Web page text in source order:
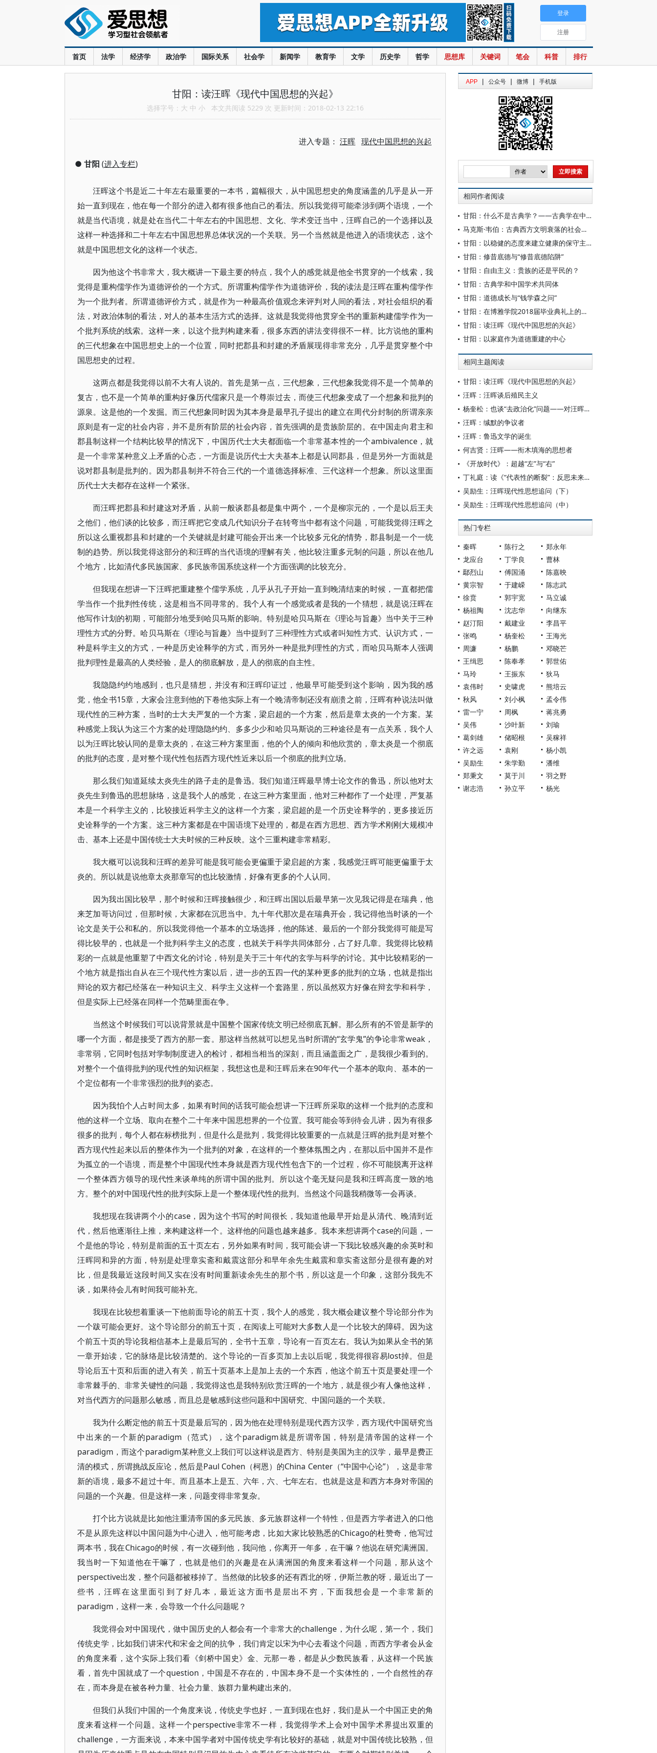
首页 法学 经济学 政治学 国际关系 社会学 新闻学 教育学 文学 历史学 哲学 思想库 关键词 笔会 科普 排行
登录
注册
甘阳：读汪晖《现代中国思想的兴起》
选择字号： 大 中 小 本文共阅读 5229 次 更新时间：2018-02-13 22:16
进入专题： 汪晖 现代中国思想的兴起
● 甘阳 (进入专栏)
汪晖这个书是近二十年左右最重要的一本书，篇幅很大，从中国思想史的角度涵盖的几乎是从一开
始一直到现在，他在每一个部分的进入都有很多他自己的看法。所以我觉得可能牵涉到两个语境，一个
就是当代语境，就是处在当代二十年左右的中国思想、文化、学术变迁当中，汪晖自己的一个选择以及
这样一种选择和二十年左右中国思想界总体状况的一个关联。另一个当然就是他进入的语境状态，这个
就是中国思想文化的这样一个状态。
因为他这个书非常大，我大概讲一下最主要的特点，我个人的感觉就是他全书贯穿的一个线索，我
觉得是重构儒学作为道德评价的一个方式。所谓重构儒学作为道德评价，我的读法是汪晖在重构儒学作
为一个批判者。所谓道德评价方式，就是作为一种最高价值观念来评判对人间的看法，对社会组织的看
法，对政治体制的看法，对人的基本生活方式的选择。这就是我觉得他贯穿全书的重新构建儒学作为一
个批判系统的线索。这样一来，以这个批判构建来看，很多东西的讲法变得很不一样。比方说他的重构
的三代想象在中国思想史上的一个位置，同时把郡县和封建的矛盾展现得非常充分，几乎是贯穿整个中
国思想史的过程。
这两点都是我觉得以前不大有人说的。首先是第一点，三代想象，三代想象我觉得不是一个简单的
复古，也不是一个简单的重构好像历代儒家只是一个尊崇过去，而使三代想象变成了一个想象和批判的
源泉。这是他的一个发掘。而三代想象同时因为其本身是最早孔子提出的建立在周代分封制的所谓亲亲
原则是有一定的社会内容，并不是所有阶层的社会内容，首先强调的是贵族阶层的。在中国走向君主和
郡县制这样一个结构比较早的情况下，中国历代士大夫都面临一个非常基本性的一个ambivalence，就
是一个非常某种意义上矛盾的心态，一方面是说历代士大夫基本上都是认同郡县，但是另外一方面就是
说对郡县制是批判的。因为郡县制并不符合三代的一个道德选择标准、三代这样一个想象。所以这里面
历代士大夫都存在这样一个紧张。
而汪晖把郡县和封建这对矛盾，从前一般谈郡县都是集中两个，一个是柳宗元的，一个是以后王夫
之他们，他们谈的比较多，而汪晖把它变成几代知识分子在转弯当中都有这个问题，可能我觉得汪晖之
所以这么重视郡县和封建的一个关键就是封建可能会开出来一个比较多元化的情势，郡县制是一个一统
制的趋势。所以我觉得这部分的和汪晖的当代语境的理解有关，他比较注重多元制的问题，所以在他几
个地方，比如清代多民族国家、多民族帝国系统这样一个方面强调的比较充分。
但我现在想讲一下汪晖把重建整个儒学系统，几乎从孔子开始一直到晚清结束的时候，一直都把儒
学当作一个批判性传统，这是相当不同寻常的。我个人有一个感觉或者是我的一个猜想，就是说汪晖在
他写作计划的初期，可能部分地受到哈贝马斯的影响。特别是哈贝马斯在《理论与旨趣》当中关于三种
理性方式的分野。哈贝马斯在《理论与旨趣》当中提到了三种理性方式或者叫知性方式、认识方式，一
种是科学主义的方式，一种是历史诠释学的方式，而另外一种是批判理性的方式，而哈贝马斯本人强调
批判理性是最高的人类经验，是人的彻底解放，是人的彻底的自主性。
我隐隐约约地感到，也只是猜想，并没有和汪晖印证过，他最早可能受到这个影响，因为我的感
觉，他全书15章，大家会注意到他的下卷他实际上有一个晚清帝制还没有崩溃之前，汪晖有种说法叫做
现代性的三种方案，当时的士大夫严复的一个方案，梁启超的一个方案，然后是章太炎的一个方案。某
种感觉上我认为这三个方案的处理隐隐约约、多多少少和哈贝马斯说的三种途径是有一点关系，我个人
以为汪晖比较认同的是章太炎的，在这三种方案里面，他的个人的倾向和他欣赏的，章太炎是一个彻底
的批判的态度，是对整个现代性包括西方现代性近来以后一个彻底的批判立场。
那么我们知道延续太炎先生的路子走的是鲁迅。我们知道汪晖最早博士论文作的鲁迅，所以他对太
炎先生到鲁迅的思想脉络，这是我个人的感觉，在这三种方案里面，他对三种都作了一个处理，严复基
本是一个科学主义的，比较接近科学主义的这样一个方案，梁启超的是一个历史诠释学的，更多接近历
史诠释学的一个方案。这三种方案都是在中国语境下处理的，都是在西方思想、西方学术刚刚大规模冲
击、基本上还是中国传统士大夫时候的三种反映。这个三重构建非常精彩。
我大概可以说我和汪晖的差异可能是我可能会更偏重于梁启超的方案，我感觉汪晖可能更偏重于太
炎的。所以就是说他章太炎那章写的也比较激情，好像有更多的个人认同。
因为我出国比较早，那个时候和汪晖接触很少，和汪晖出国以后最早第一次见我记得是在瑞典，他
来芝加哥访问过，但那时候，大家都在沉思当中。九十年代那次是在瑞典开会，我记得他当时谈的一个
论文是关于公和私的。所以我觉得他一个基本的立场选择，他的陈述、最后的一个部分我觉得可能是写
得比较早的，也就是一个批判科学主义的态度，也就关于科学共同体部分，占了好几章。我觉得比较精
彩的一点就是他重塑了中西文化的讨论，特别是关于三十年代的玄学与科学的讨论。其中比较精彩的一
个地方就是指出自从在三个现代性方案以后，进一步的五四一代的某种更多的批判的立场，也就是指出
辩论的双方都已经落在一种知识主义、科学主义这样一个套路里，所以虽然双方好像在辩玄学和科学，
但是实际上已经落在同样一个范畴里面在争。
当然这个时候我们可以说背景就是中国整个国家传统文明已经彻底瓦解。那么所有的不管是新学的
哪一个方面，都是接受了西方的那一套。那这样当然就可以想见当时所谓的“玄学鬼”的争论非常weak，
非常弱，它同时包括对学制制度进入的检讨，都相当相当的深刻，而且涵盖面之广，是我很少看到的。
对整个一个值得批判的现代性的知识框架，我想这也是和汪晖后来在90年代一个基本的取向、基本的一
个定位都有一个非常强烈的批判的姿态。
因为我怕个人占时间太多，如果有时间的话我可能会想讲一下汪晖所采取的这样一个批判的态度和
他的这样一个立场、取向在整个二十年来中国思想界的一个位置。我可能会等到待会儿讲，因为有很多
很多的批判，每个人都在标榜批判，但是什么是批判，我觉得比较重要的一点就是汪晖的批判是对整个
西方现代性起来以后的整体作为一个批判的对象，在这样的一个整体氛围之内，在那以后中国并不是作
为孤立的一个语境，而是整个中国现代性本身就是西方现代性包含下的一个过程，你不可能脱离开这样
一个整体西方领导的现代性来谈单纯的所谓中国的批判。所以这个毫无疑问是我和汪晖高度一致的地
方。整个的对中国现代性的批判实际上是一个整体现代性的批判。当然这个问题我稍微等一会再谈。
我想现在我讲两个小的case，因为这个书写的时间很长，我知道他最早开始是从清代、晚清到近
代，然后他逐渐往上推，来构建这样一个。这样他的问题也越来越多。我本来想讲两个case的问题，一
个是他的导论，特别是前面的五十页左右，另外如果有时间，我可能会讲一下我比较感兴趣的余英时和
汪晖同和异的方面，特别是处理章实斋和戴震这部分和早年余先生戴震和章实斋这部分是很有趣的对
比，但是我最近这段时间又实在没有时间重新读余先生的那个书，所以这是一个印象，这部分我先不
谈，如果待会儿有时间我可能补充。
我现在比较想着重谈一下他前面导论的前五十页，我个人的感觉，我大概会建议整个导论部分作为
一个跋可能会更好。这个导论部分的前五十页，在阅读上可能对大多数人是一个比较大的障碍。因为这
个前五十页的导论我相信基本上是最后写的，全书十五章，导论有一百页左右。我认为如果从全书的第
一章开始读，它的脉络是比较清楚的。这个导论的一百多页加上去以后呢，我觉得很容易lost掉。但是
导论后五十页和后面的进入有关，前五十页基本上是加上去的一个东西，他这个前五十页是要处理一个
非常棘手的、非常关键性的问题，我觉得这也是我特别欣赏汪晖的一个地方，就是很少有人像他这样，
对当代西方的问题那么敏感，而且总是敏感到这些问题和中国研究、中国问题的一个关联。
我为什么断定他的前五十页是最后写的，因为他在处理特别是现代西方汉学，西方现代中国研究当
中出来的一个新的paradigm（范式），这个paradigm就是所谓帝国，特别是清帝国的这样一个
paradigm，而这个paradigm某种意义上我们可以这样说是西方、特别是美国为主的汉学，最早是费正
清的模式，所谓挑战反应论，然后是Paul Cohen（柯恩）的China Center（“中国中心论”），这是非常
新的语境，最多不超过十年。而且基本上是五、六年，六、七年左右。也就是这是和西方本身对帝国的
问题的一个兴趣。但是这样一来，问题变得非常复杂。
打个比方说就是比如他注重清帝国的多元民族、多元族群这样一个特性，但是西方学者进入的口他
不是从原先这样以中国问题为中心进入，他可能考虑，比如大家比较熟悉的Chicago的杜赞奇，他写过
两本书，我在Chicago的时候，有一次碰到他，我问他，你离开一年多，在干嘛？他说在研究满洲国。
我当时一下知道他在干嘛了，也就是他们的兴趣是在从满洲国的角度来看这样一个问题，那从这个
perspective出发，整个问题都被移掉了。当然做的比较多的还有西北的呀，伊斯兰教的呀，最近出了一
些书，汪晖在这里面引到了好几本，最近这方面书是层出不穷，下面我想会是一个非常新的
paradigm，这样一来，会导致一个什么问题呢？
我觉得会对中国现代，做中国历史的人都会有一个非常大的challenge，为什么呢，第一个，我们
传统史学，比如我们讲宋代和宋金之间的抗争，我们肯定以宋为中心去看这个问题，而西方学者会从金
的角度来看，这个实际上我们看《剑桥中国史》金、元那一卷，都是从少数民族看，从这样一个民族
看，首先中国就成了一个question，中国是不存在的，中国本身不是一个实体性的，一个自然性的存
在，而本身是在被各种力量、社会力量、族群力量构建出来的。
但我们从我们中国的一个角度来说，传统史学也好，一直到现在也好，我们是从一个中国正史的角
度来看这样一个问题。这样一个perspective非常不一样，我觉得学术上会对中国学术界提出双重的
challenge，一方面来说，本来中国学者对中国传统史学有比较好的基础，就是对中国传统比较熟，但
APP | 公众号 | 微博 | 手机版
相同作者阅读
甘阳：什么不是古典学？——古典学在中国的机遇和难题
马克斯·韦伯：古典西方文明衰落的社会原因[1]
甘阳：以稳健的态度来建立健康的保守主义
甘阳：修昔底德与“修昔底德陷阱”
甘阳：自由主义：贵族的还是平民的？
甘阳：古典学和中国学术共同体
甘阳：道德成长与“钱学森之问”
甘阳：在博雅学院2018届毕业典礼上的致辞
甘阳：读汪晖《现代中国思想的兴起》
甘阳：以家庭作为道德重建的中心
相同主题阅读
甘阳：读汪晖《现代中国思想的兴起》
汪晖：汪晖谈后殖民主义
杨奎松：也谈“去政治化”问题——对汪晖的新“历史观”的质疑
汪晖：缄默的争议者
汪晖：鲁迅文学的诞生
何吉贤：汪晖——衔木填海的思想者
《开放时代》：超越“左”与“右”
丁礼庭：读《“代表性的断裂”：反思未来民主的进程》有感
吴励生：汪晖现代性思想追问（下）
吴励生：汪晖现代性思想追问（中）
热门专栏
秦晖 陈行之
郑永年
龙应台
丁学良
曹林
鄢烈山
傅国涌
陈嘉映
黄宗智
于建嵘
陈志武
徐贲
郭宇宽
马立诚
杨祖陶
沈志华
向继东
赵汀阳
戴建业
李昌平
张鸣
杨奎松
王海光
周濂
杨鹏
邓晓芒
王缉思
陈奉孝
郭世佑
马玲
王振东
狄马
袁伟时
史啸虎
熊培云
秋风
刘小枫
孟令伟
雷一宁
周枫
蒋兆勇
吴伟
沙叶新
刘瑜
葛剑雄
储昭根
吴稼祥
许之远
袁刚
杨小凯
吴励生
朱学勤
潘维
郑秉文
莫于川
羽之野
谢志浩
孙立平 杨光